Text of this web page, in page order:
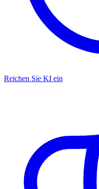
Reichen Sie KI ein